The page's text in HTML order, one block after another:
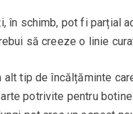
în schimb, pot fi parțial
să creeze o linie
alt tip de încălțăminte
potrivite pentru